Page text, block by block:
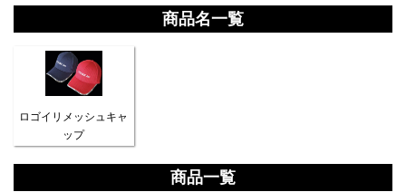
商品名一覧
ロゴイリメッシュキャ
ップ
商品一覧